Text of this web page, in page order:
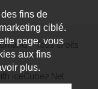
- Tous droits
IceCube2.Net
fins de
ciblé.
page, vous
aux fins
plus.